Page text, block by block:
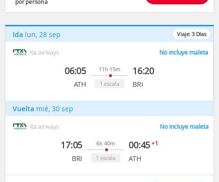
por persona
Viaje: 3 Días
Ida lun, 28 sep
Ita airways No incluye maleta
06:05
ATH
11h 15m
1 escala
16:20
BRI
Vuelta mié, 30 sep
Ita airways No incluye maleta
17:05
BRI
6h 40m
1 escala
00:45+1
ATH